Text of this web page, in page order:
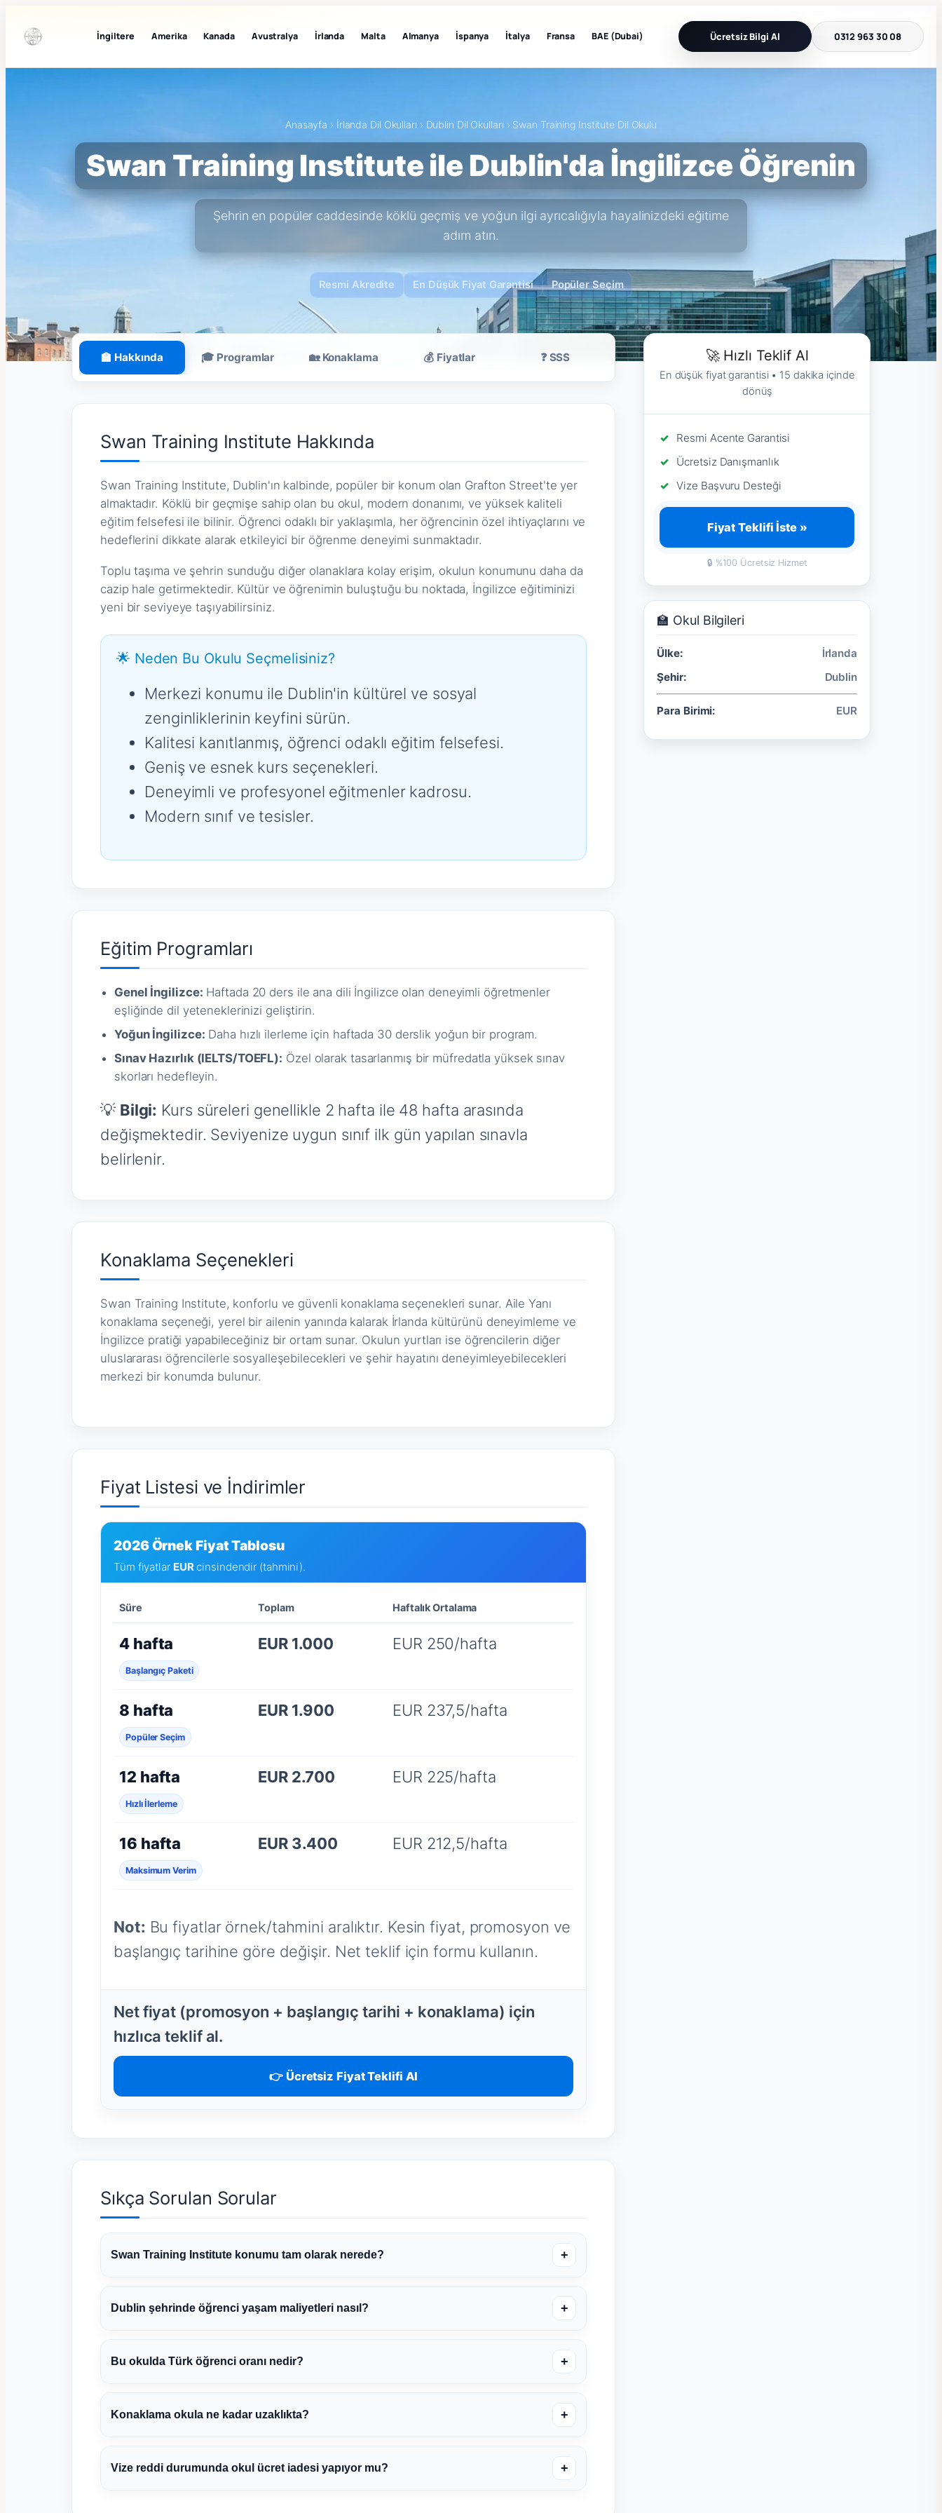
İngiltere Amerika Kanada Avustralya İrlanda Malta Almanya İspanya İtalya Fransa BAE (Dubai) Ücretsiz Bilgi Al 0312 963 30 08
Anasayfa › İrlanda Dil Okulları › Dublin Dil Okulları › Swan Training Institute Dil Okulu
Swan Training Institute ile Dublin'da İngilizce Öğrenin
Şehrin en popüler caddesinde köklü geçmiş ve yoğun ilgi ayrıcalığıyla hayalinizdeki eğitime
adım atın.
Resmi Akredite En Düşük Fiyat Garantisi Popüler Seçim
🏫 Hakkında 🎓 Programlar 🏡 Konaklama 💰 Fiyatlar ❓ SSS
Swan Training Institute Hakkında
Swan Training Institute, Dublin'ın kalbinde, popüler bir konum olan Grafton Street'te yer
almaktadır. Köklü bir geçmişe sahip olan bu okul, modern donanımı, ve yüksek kaliteli
eğitim felsefesi ile bilinir. Öğrenci odaklı bir yaklaşımla, her öğrencinin özel ihtiyaçlarını ve
hedeflerini dikkate alarak etkileyici bir öğrenme deneyimi sunmaktadır.
Toplu taşıma ve şehrin sunduğu diğer olanaklara kolay erişim, okulun konumunu daha da
cazip hale getirmektedir. Kültür ve öğrenimin buluştuğu bu noktada, İngilizce eğitiminizi
yeni bir seviyeye taşıyabilirsiniz.
🌟 Neden Bu Okulu Seçmelisiniz?
Merkezi konumu ile Dublin'in kültürel ve sosyal
zenginliklerinin keyfini sürün.
Kalitesi kanıtlanmış, öğrenci odaklı eğitim felsefesi.
Geniş ve esnek kurs seçenekleri.
Deneyimli ve profesyonel eğitmenler kadrosu.
Modern sınıf ve tesisler.
Eğitim Programları
Genel İngilizce: Haftada 20 ders ile ana dili İngilizce olan deneyimli öğretmenler
eşliğinde dil yeteneklerinizi geliştirin.
Yoğun İngilizce: Daha hızlı ilerleme için haftada 30 derslik yoğun bir program.
Sınav Hazırlık (IELTS/TOEFL): Özel olarak tasarlanmış bir müfredatla yüksek sınav
skorları hedefleyin.
💡 Bilgi: Kurs süreleri genellikle 2 hafta ile 48 hafta arasında
değişmektedir. Seviyenize uygun sınıf ilk gün yapılan sınavla
belirlenir.
Konaklama Seçenekleri
Swan Training Institute, konforlu ve güvenli konaklama seçenekleri sunar. Aile Yanı
konaklama seçeneği, yerel bir ailenin yanında kalarak İrlanda kültürünü deneyimleme ve
İngilizce pratiği yapabileceğiniz bir ortam sunar. Okulun yurtları ise öğrencilerin diğer
uluslararası öğrencilerle sosyalleşebilecekleri ve şehir hayatını deneyimleyebilecekleri
merkezi bir konumda bulunur.
Fiyat Listesi ve İndirimler
2026 Örnek Fiyat Tablosu
Tüm fiyatlar EURcinsindendir (tahmini).
Süre Toplam Haftalık Ortalama
4 hafta
Başlangıç Paketi
EUR 1.000 EUR 250/hafta
8 hafta
Popüler Seçim
EUR 1.900 EUR 237,5/hafta
12 hafta
Hızlı İlerleme
EUR 2.700 EUR 225/hafta
16 hafta
Maksimum Verim
EUR 3.400 EUR 212,5/hafta
Not: Bu fiyatlar örnek/tahmini aralıktır. Kesin fiyat, promosyon ve
başlangıç tarihine göre değişir. Net teklif için formu kullanın.
Net fiyat (promosyon + başlangıç tarihi + konaklama) için
hızlıca teklif al.
👉 Ücretsiz Fiyat Teklifi Al
Sıkça Sorulan Sorular
Swan Training Institute konumu tam olarak nerede? +
Dublin şehrinde öğrenci yaşam maliyetleri nasıl? +
Bu okulda Türk öğrenci oranı nedir? +
Konaklama okula ne kadar uzaklıkta? +
Vize reddi durumunda okul ücret iadesi yapıyor mu? +
🚀 Hızlı Teklif Al
En düşük fiyat garantisi • 15 dakika içinde
dönüş
Resmi Acente Garantisi
Ücretsiz Danışmanlık
Vize Başvuru Desteği
Fiyat Teklifi İste »
🔒 %100 Ücretsiz Hizmet
🏫 Okul Bilgileri
Ülke:
İrlanda
Şehir:
Dublin
Para Birimi: EUR